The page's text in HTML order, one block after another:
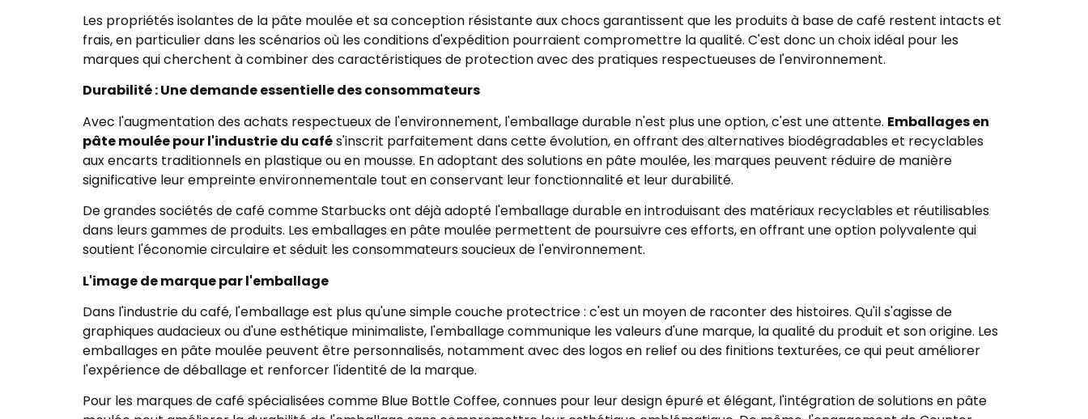
Les propriétés isolantes de la pâte moulée et sa conception résistante aux chocs garantissent que les produits à base de café restent intacts et
frais, en particulier dans les scénarios où les conditions d'expédition pourraient compromettre la qualité. C'est donc un choix idéal pour les
marques qui cherchent à combiner des caractéristiques de protection avec des pratiques respectueuses de l'environnement.
Durabilité : Une demande essentielle des consommateurs
Avec l'augmentation des achats respectueux de l'environnement, l'emballage durable n'est plus une option, c'est une attente. Emballages en
pâte moulée pour l'industrie du cafés'inscrit parfaitement dans cette évolution, en offrant des alternatives biodégradables et recyclables
aux encarts traditionnels en plastique ou en mousse. En adoptant des solutions en pâte moulée, les marques peuvent réduire de manière
significative leur empreinte environnementale tout en conservant leur fonctionnalité et leur durabilité.
De grandes sociétés de café comme Starbucks ont déjà adopté l'emballage durable en introduisant des matériaux recyclables et réutilisables
dans leurs gammes de produits. Les emballages en pâte moulée permettent de poursuivre ces efforts, en offrant une option polyvalente qui
soutient l'économie circulaire et séduit les consommateurs soucieux de l'environnement.
L'image de marque par l'emballage
Dans l'industrie du café, l'emballage est plus qu'une simple couche protectrice : c'est un moyen de raconter des histoires. Qu'il s'agisse de
graphiques audacieux ou d'une esthétique minimaliste, l'emballage communique les valeurs d'une marque, la qualité du produit et son origine. Les
emballages en pâte moulée peuvent être personnalisés, notamment avec des logos en relief ou des finitions texturées, ce qui peut améliorer
l'expérience de déballage et renforcer l'identité de la marque.
Pour les marques de café spécialisées comme Blue Bottle Coffee, connues pour leur design épuré et élégant, l'intégration de solutions en pâte